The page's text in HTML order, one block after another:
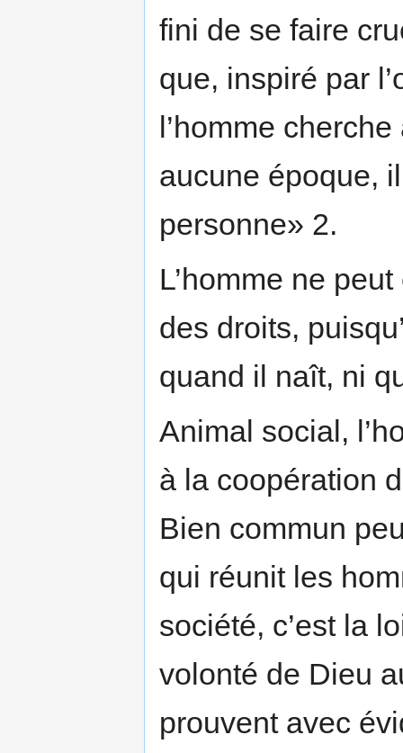
fini de se faire
que, inspiré par
l’homme
aucune époque,
personne» 2.
L’homme ne
des droits,
quand il naît, ni
Animal social,
à la coopération
Bien commun
qui réunit les
société, c’est la
volonté de Dieu
prouvent avec